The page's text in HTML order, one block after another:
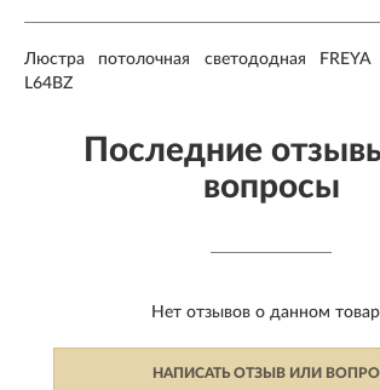
Люстра потолочная светододная FREYA
L64BZ
Последние
вопросы
Нет отзывов о данном
НАПИСАТЬ ОТЗЫВ ИЛИ